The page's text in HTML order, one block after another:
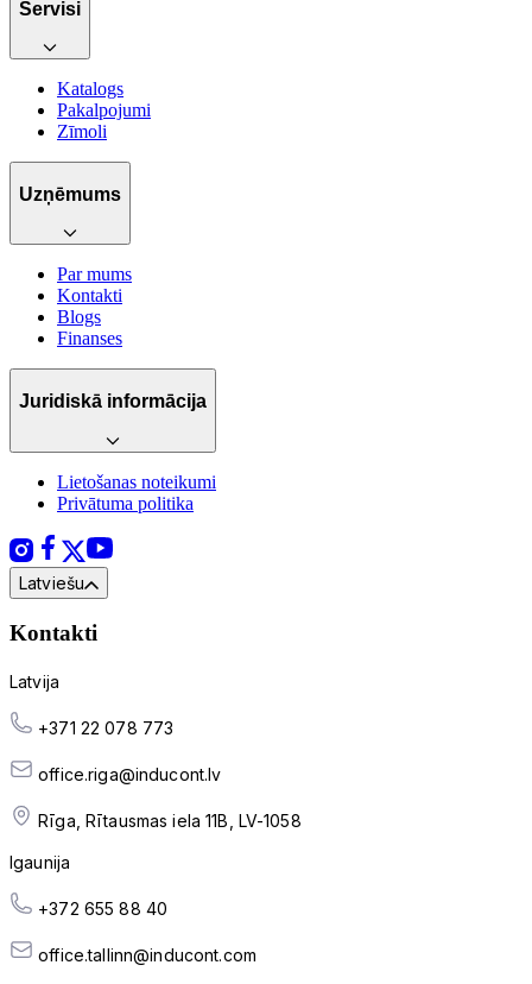
Servisi
Katalogs
Pakalpojumi
Zīmoli
Uzņēmums
Par mums
Kontakti
Blogs
Finanses
Juridiskā informācija
Lietošanas noteikumi
Privātuma politika
Latviešu
Kontakti
Latvija
+371 22 078 773
office.riga@inducont.lv
Rīga, Rītausmas iela 11B, LV-1058
Igaunija
+372 655 88 40
office.tallinn@inducont.com